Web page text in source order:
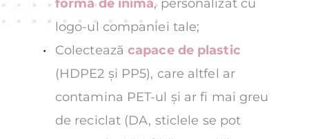
formă de inimă, personalizat cu
logo-ul companiei tale;
Colectează capace de plastic
(HDPE2 și PP5), care altfel ar
contamina PET-ul și ar fi mai greu
de reciclat (DA, sticlele se pot